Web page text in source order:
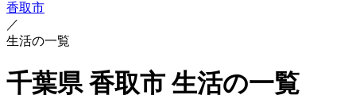
香取市
／
生活の一覧
千葉県 香取市 生活の一覧